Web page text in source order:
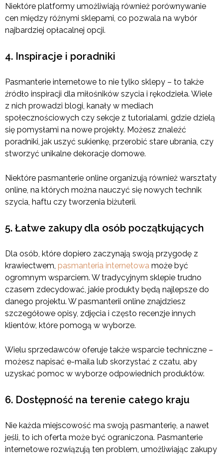
Niektóre platformy umożliwiają również porównywanie
cen między różnymi sklepami, co pozwala na wybór
najbardziej opłacalnej opcji.
4. Inspiracje i poradniki
Pasmanterie internetowe to nie tylko sklepy – to także
źródło inspiracji dla miłośników szycia i rękodzieła. Wiele
z nich prowadzi blogi, kanały w mediach
społecznościowych czy sekcje z tutorialami, gdzie dzielą
się pomysłami na nowe projekty. Możesz znaleźć
poradniki, jak uszyć sukienkę, przerobić stare ubrania, czy
stworzyć unikalne dekoracje domowe.
Niektóre pasmanterie online organizują również warsztaty
online, na których można nauczyć się nowych technik
szycia, haftu czy tworzenia biżuterii.
5. Łatwe zakupy dla osób początkujących
Dla osób, które dopiero zaczynają swoją przygodę z
krawiectwem, pasmanteria internetowa może być
ogromnym wsparciem. W tradycyjnym sklepie trudno
czasem zdecydować, jakie produkty będą najlepsze do
danego projektu. W pasmanterii online znajdziesz
szczegółowe opisy, zdjęcia i często recenzje innych
klientów, które pomogą w wyborze.
Wielu sprzedawców oferuje także wsparcie techniczne –
możesz napisać e-maila lub skorzystać z czatu, aby
uzyskać pomoc w wyborze odpowiednich produktów.
6. Dostępność na terenie całego kraju
Nie każda miejscowość ma swoją pasmanterię, a nawet
jeśli, to ich oferta może być ograniczona. Pasmanterie
internetowe rozwiązują ten problem, umożliwiając zakupy